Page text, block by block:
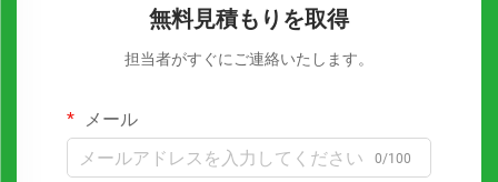
無料見積もりを取得
担当者がすぐにご連絡いたします。
メール
0/100